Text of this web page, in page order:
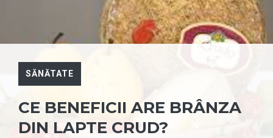
SĂNĂTATE
CE BENEFICII ARE BRÂNZA
DIN LAPTE CRUD?